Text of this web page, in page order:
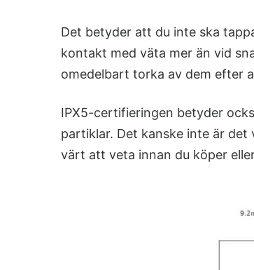
Det betyder att du inte ska
kontakt med väta mer än vid
omedelbart torka av dem efter
IPX5-certifieringen betyder
partiklar. Det kanske inte är
värt att veta innan du köper